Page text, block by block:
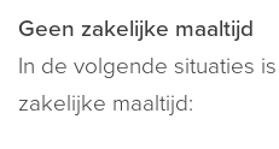
Geen zakelijke maaltijd
In de volgende situaties
zakelijke maaltijd: